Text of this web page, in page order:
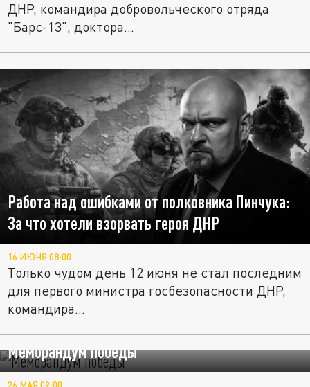
ДНР, командира добровольческого отряда
"Барс-13", доктора...
Работа над ошибками от полковника Пинчука:
За что хотели взорвать героя ДНР
16 ИЮНЯ 08:00
Только чудом день 12 июня не стал последним
для первого министра госбезопасности ДНР,
командира...
Меморандум победы